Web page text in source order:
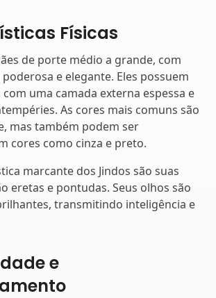
Físicas
de porte médio a grande, com
e elegante. Eles possuem
uma camada externa espessa e
As cores mais comuns são
mas também podem ser
cores como cinza e preto.
marcante dos Jindos são suas
eretas e pontudas. Seus olhos são
transmitindo inteligência e
e